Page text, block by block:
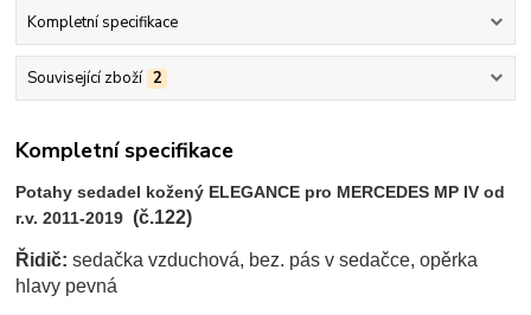
Kompletní specifikace
Související zboží 2
Kompletní specifikace
Potahy sedadel kožený ELEGANCE pro MERCEDES MP IV od
r.v. 2011-2019 (č.122)
Řidič:sedačka vzduchová, bez. pás v sedačce, opěrka
hlavy pevná